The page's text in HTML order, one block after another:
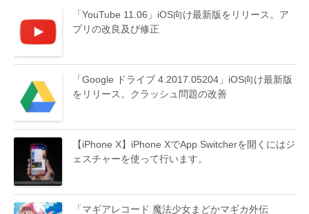
「YouTube 11.06」iOS向け最新版をリリース。ア
プリの改良及び修正
「Google ドライブ 4.2017.05204」iOS向け最新版
をリリース。クラッシュ問題の改善
【iPhone X】iPhone XでApp Switcherを開くにはジ
ェスチャーを使って行います。
「マギアレコード 魔法少女まどかマギカ外伝